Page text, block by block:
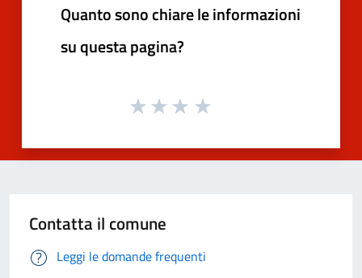
Quanto sono chiare le informazioni
su questa pagina?
Contatta il comune
Leggi le domande frequenti